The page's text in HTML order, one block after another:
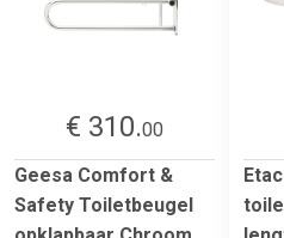
€ 310.00
Geesa Comfort &
Safety Toiletbeugel